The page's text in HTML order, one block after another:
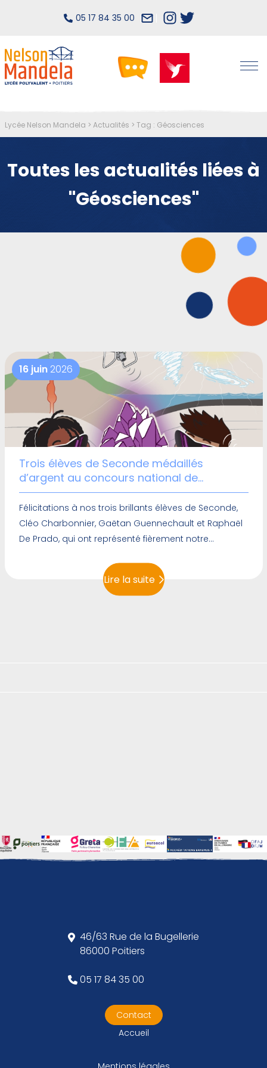
05 17 84 35 00
Lycée Nelson Mandela > Actualités > Tag : Géosciences
Toutes les actualités liées à
"Géosciences"
16 juin2026
Trois élèves de Seconde médaillés
d’argent au concours national de
géosciences !
Félicitations à nos trois brillants élèves de Seconde,
Cléo Charbonnier, Gaëtan Guennechault et Raphaël
De Prado, qui ont représenté fièrement notre
Lire la suite
46/63 Rue de la Bugellerie
86000 Poitiers
05 17 84 35 00
Contact
Accueil